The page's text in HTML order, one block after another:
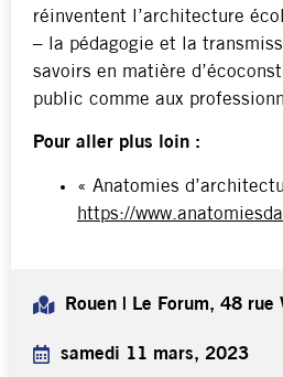
réinventent l’architecture
– la pédagogie et la
savoirs en matière
public comme aux
Pour aller plus loin :
« Anatomies
https://
Rouen | Le Forum, 48 rue
samedi 11 mars, 2023